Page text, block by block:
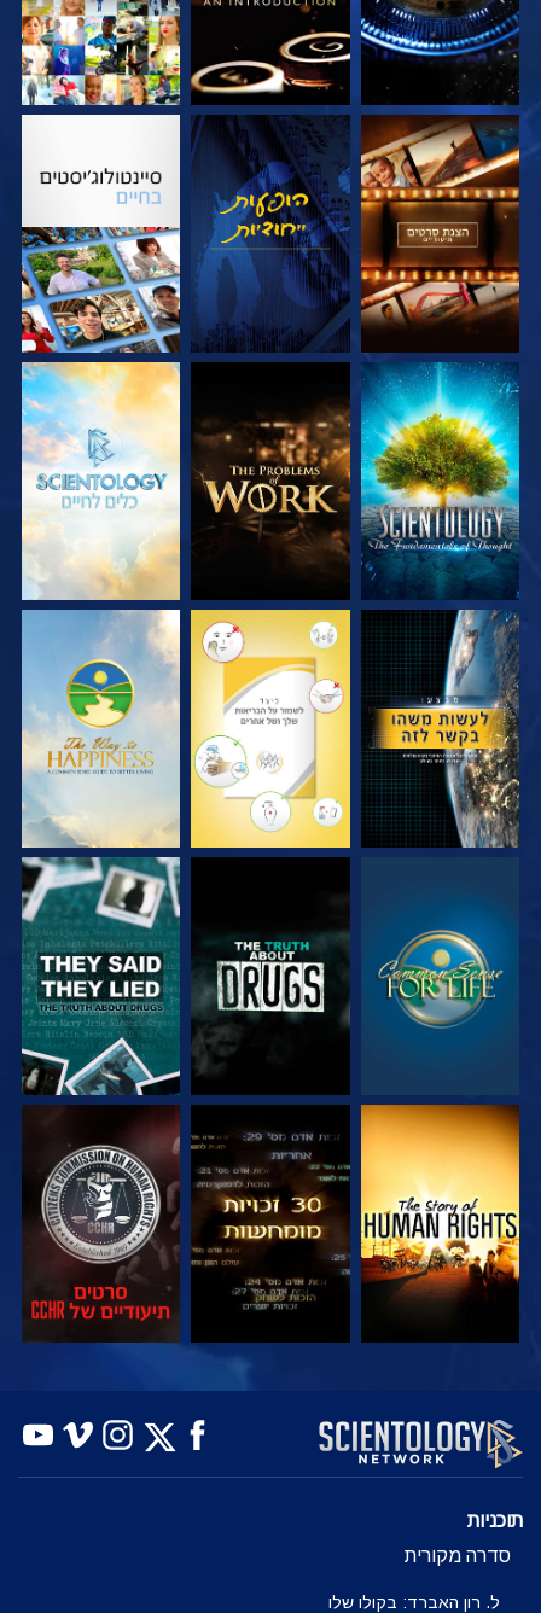
בדוק את הסדרה צפה בדוק את הסדרה
בדוק את הסדרה בדוק את הסדרה בדוק את הסדרה
צפה צפה
צפה צפה צפה
צפה צפה צפה
צפה בדוק את הסדרה
תוכניות
סדרה מקורית
ל. רון האברד: בקולו שלו